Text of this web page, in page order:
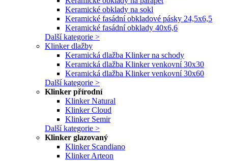
Keramické obklady na sokl
Keramické fasádní obkladové pásky 24,5x6,5
Keramické fasádní obklady 40x6,6
Další kategorie >
Klinker dlažby
Keramická dlažba Klinker na schody
Keramická dlažba Klinker venkovní 30x30
Keramická dlažba Klinker venkovní 30x60
Další kategorie >
Klinker přírodní
Klinker Natural
Klinker Cloud
Klinker Semir
Další kategorie >
Klinker glazovaný
Klinker Scandiano
Klinker Arteon